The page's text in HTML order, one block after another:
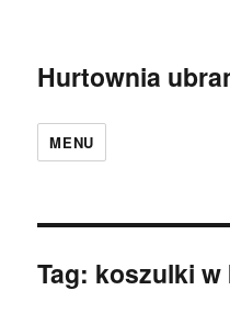
Hurtownia
MENU
Tag: koszulki w